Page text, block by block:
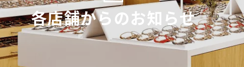
各店舗からのお知らせ